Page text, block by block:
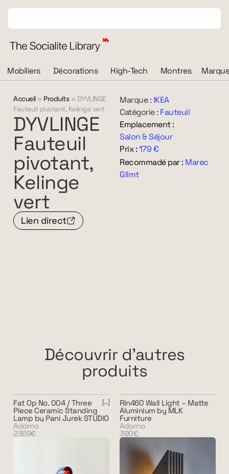
Mobiliers Décorations High-Tech Montres
Accueil» Produits»DYVLINGE
Fauteuil pivotant, Kelinge vert
DYVLINGE
Fauteuil
pivotant,
Kelinge
vert
Lien direct
Marque : IKEA
Catégorie : Fauteuil
Emplacement :
Salon & Séjour
Prix :179 €
Recommadé par : Marec
Gllmt
Découvrir d'autres
produits
Fat Op No. 004 / Three
Piece Ceramic Standing
Lamp by Pani Jurek STUDIO
Adorno
2369€
Rln460 Wall Light – Matte
Aluminium by MLK
Furniture
Adorno
390€